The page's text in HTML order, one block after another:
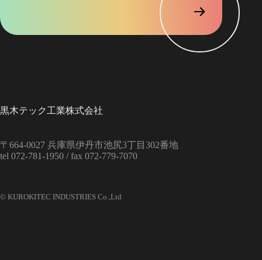
黒木テック工業株式会社
〒664‑0027 兵庫県伊丹市池尻3丁目302番地
tel 072-781-1950 /fax 072-779-7070
© KUROKITEC INDUSTRIES Co.,Ltd